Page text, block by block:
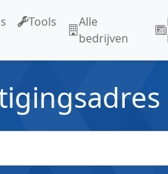
Tools
Alle
bedrijven